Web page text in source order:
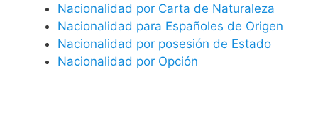
Nacionalidad por Carta de Naturaleza
Nacionalidad para Españoles de Origen
Nacionalidad por posesión de Estado
Nacionalidad por Opción